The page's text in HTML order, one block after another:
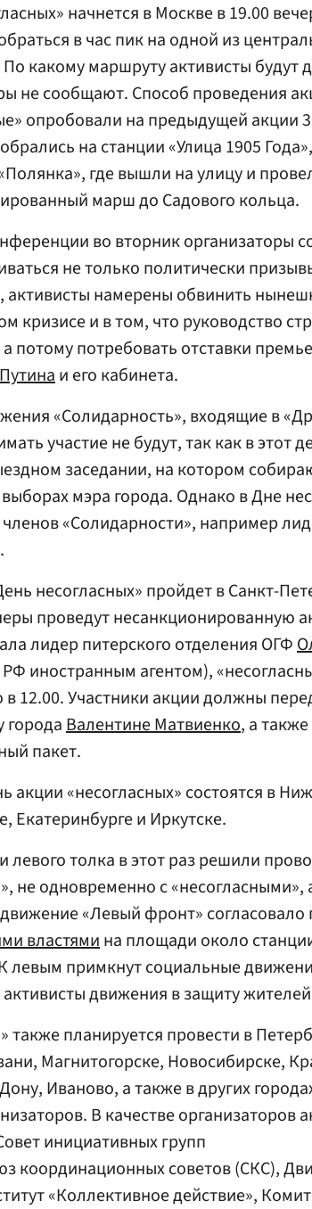
начнется в Москве в 19.00
в час пик на одной из
По какому маршруту активисты будут
не сообщают. Способ проведения
опробовали на предыдущей акции
на станции «Улица 1905
где вышли на улицу и
марш до Садового кольца.
во вторник организаторы
не только политически
активисты намерены обвинить
кризисе и в том, что руководство
а потому потребовать отставки
и его кабинета.
«Солидарность», входящие в
участие не будут, так как в этот
заседании, на котором
мэра города. Однако в Дне
членов «Солидарности», например
.
несогласных» пройдет в Санкт-
проведут несанкционированную
лидер питерского отделения ОГФ
иностранным агентом),
в 12.00. Участники акции должны
городаВалентине Матвиенко, а
пакет.
акции «несогласных» состоятся в
Екатеринбурге и Иркутске.
левого толка в этот раз решили
не одновременно с «несогласными»,
«Левый фронт»
властямина площади около
левым примкнут социальные
движения в защиту
также планируется провести в
Магнитогорске, Новосибирске,
Иваново, а также в других
В качестве организаторов
инициативных групп
координационных советов (СКС),
«Коллективное действие»,